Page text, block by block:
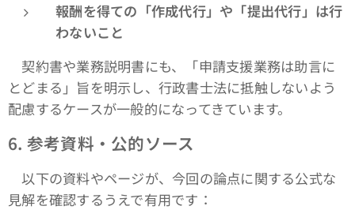
報酬を得ての「作成代行」や「提出代行」は行
わないこと
契約書や業務説明書にも、「申請支援業務は助言に
とどまる」旨を明示し、行政書士法に抵触しないよう
配慮するケースが一般的になってきています。
6. 参考資料・公的ソース
以下の資料やページが、今回の論点に関する公式な
見解を確認するうえで有用です：